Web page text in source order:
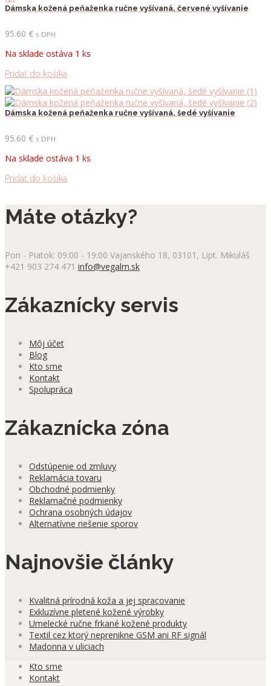
Dámska kožená peňaženka ručne vyšívaná, červené vyšívanie
95.60 € s DPH
Na sklade ostáva 1 ks
Pridať do košíka
Dámska kožená peňaženka ručne vyšívaná, šedé vyšívanie
95.60 € s DPH
Na sklade ostáva 1 ks
Pridať do košíka
Máte otázky?
Pon - Piatok: 09:00 - 19:00 Vajanského 18, 03101, Lipt. Mikuláš
+421 903 274 471 info@vegalm.sk
Zákaznícky servis
Môj účet
Blog
Kto sme
Kontakt
Spolupráca
Zákaznícka zóna
Odstúpenie od zmluvy
Reklamácia tovaru
Obchodné podmienky
Reklamačné podmienky
Ochrana osobných údajov
Alternatívne riešenie sporov
Najnovšie články
Kvalitná prírodná koža a jej spracovanie
Exkluzívne pletené kožené výrobky
Umelecké ručne frkané kožené produkty
Textil cez ktorý neprenikne GSM ani RF signál
Madonna v uliciach
Kto sme
Kontakt